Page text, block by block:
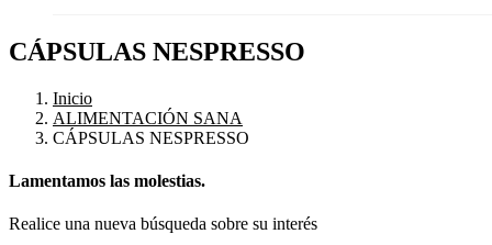
CÁPSULAS NESPRESSO
Inicio
ALIMENTACIÓN SANA
CÁPSULAS NESPRESSO
Lamentamos las molestias.
Realice una nueva búsqueda sobre su interés